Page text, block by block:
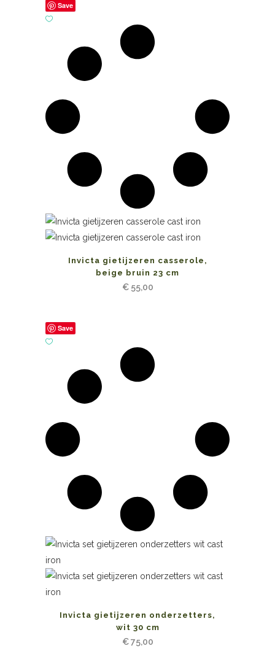
Save
Invicta gietijzeren casserole,
beige bruin 23 cm
€55,00
Save
Invicta gietijzeren onderzetters,
wit 30 cm
€75,00